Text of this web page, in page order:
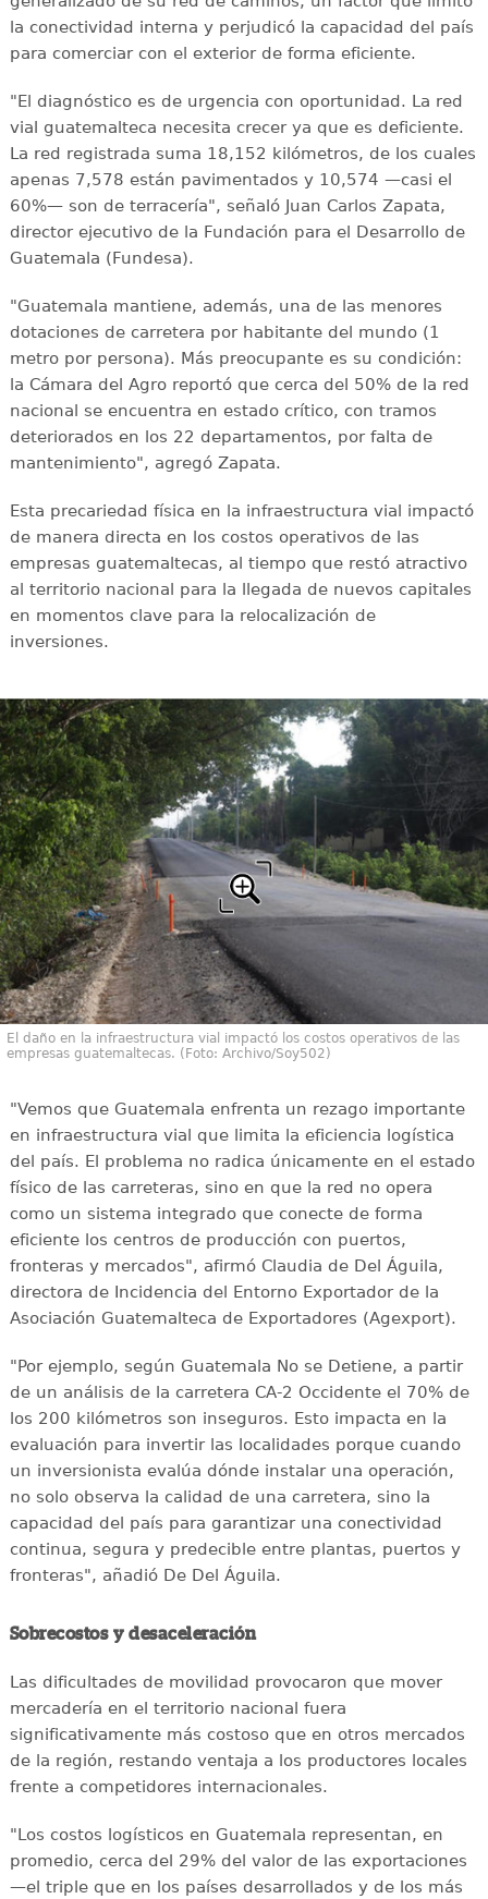
la conectividad interna y perjudicó la capacidad del país
para comerciar con el exterior de forma eficiente.
"El diagnóstico es de urgencia con oportunidad. La red
vial guatemalteca necesita crecer ya que es deficiente.
La red registrada suma 18,152 kilómetros, de los cuales
apenas 7,578 están pavimentados y 10,574 —casi el
60%— son de terracería", señaló Juan Carlos Zapata,
director ejecutivo de la Fundación para el Desarrollo de
Guatemala (Fundesa).
"Guatemala mantiene, además, una de las menores
dotaciones de carretera por habitante del mundo (1
metro por persona). Más preocupante es su condición:
la Cámara del Agro reportó que cerca del 50% de la red
nacional se encuentra en estado crítico, con tramos
deteriorados en los 22 departamentos, por falta de
mantenimiento", agregó Zapata.
Esta precariedad física en la infraestructura vial impactó
de manera directa en los costos operativos de las
empresas guatemaltecas, al tiempo que restó atractivo
al territorio nacional para la llegada de nuevos capitales
en momentos clave para la relocalización de
inversiones.
El daño en la infraestructura vial impactó los costos operativos de las
empresas guatemaltecas. (Foto: Archivo/Soy502)
"Vemos que Guatemala enfrenta un rezago importante
en infraestructura vial que limita la eficiencia logística
del país. El problema no radica únicamente en el estado
físico de las carreteras, sino en que la red no opera
como un sistema integrado que conecte de forma
eficiente los centros de producción con puertos,
fronteras y mercados", afirmó Claudia de Del Águila,
directora de Incidencia del Entorno Exportador de la
Asociación Guatemalteca de Exportadores (Agexport).
"Por ejemplo, según Guatemala No se Detiene, a partir
de un análisis de la carretera CA-2 Occidente el 70% de
los 200 kilómetros son inseguros. Esto impacta en la
evaluación para invertir las localidades porque cuando
un inversionista evalúa dónde instalar una operación,
no solo observa la calidad de una carretera, sino la
capacidad del país para garantizar una conectividad
continua, segura y predecible entre plantas, puertos y
fronteras", añadió De Del Águila.
Sobrecostos y desaceleración
Las dificultades de movilidad provocaron que mover
mercadería en el territorio nacional fuera
significativamente más costoso que en otros mercados
de la región, restando ventaja a los productores locales
frente a competidores internacionales.
"Los costos logísticos en Guatemala representan, en
promedio, cerca del 29% del valor de las exportaciones
—el triple que en los países desarrollados y de los más